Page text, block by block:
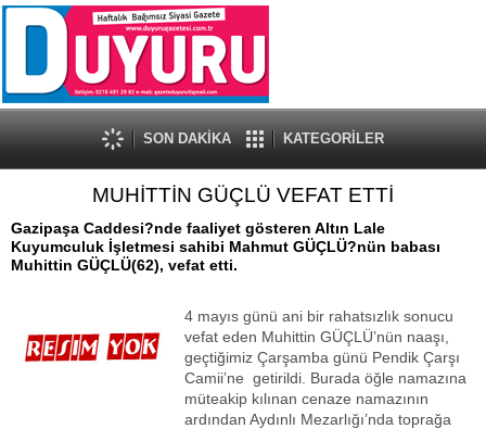
SON DAKİKA KATEGORİLER
MUHİTTİN GÜÇLÜ VEFAT ETTİ
Gazipaşa Caddesi?nde faaliyet gösteren Altın Lale
Kuyumculuk İşletmesi sahibi Mahmut GÜÇLÜ?nün babası
Muhittin GÜÇLÜ(62), vefat etti.
4 mayıs günü ani bir rahatsızlık sonucu
vefat eden Muhittin GÜÇLÜ’nün naaşı,
geçtiğimiz Çarşamba günü Pendik Çarşı
Camii’ne getirildi. Burada öğle namazına
müteakip kılınan cenaze namazının
ardından Aydınlı Mezarlığı’nda toprağa